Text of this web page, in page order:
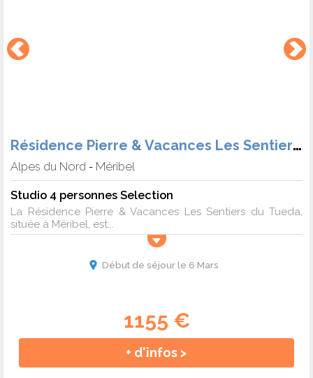
Résidence Pierre & Vacances Les Sentiers du Tueda
Alpes du Nord - Méribel
Studio 4 personnes Selection
La Résidence Pierre & Vacances Les Sentiers du Tueda,
située à Méribel, est...
Début de séjour le 6 Mars
1155 €
+ d'infos >